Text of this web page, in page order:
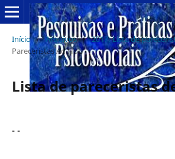
Início / Arquivos / 2017: Lista de
Pareceristas Ad Hoc
Lista de pareceristas
- -